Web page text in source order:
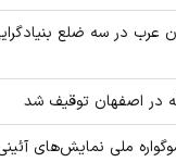
عرب در سه ضلع
ملی نمایش‌های